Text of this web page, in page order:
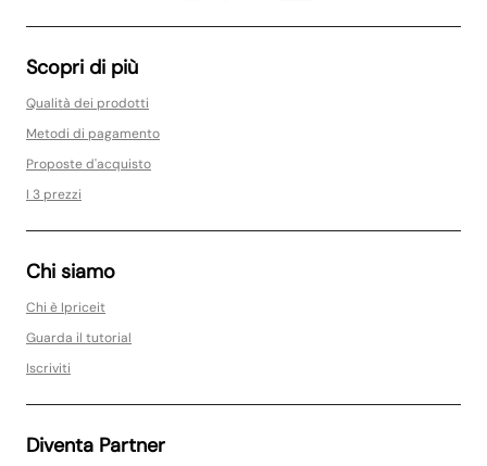
Scopri di più
Qualità dei prodotti
Metodi di pagamento
Proposte d'acquisto
I 3 prezzi
Chi siamo
Chi è Ipriceit
Guarda il tutorial
Iscriviti
Diventa Partner